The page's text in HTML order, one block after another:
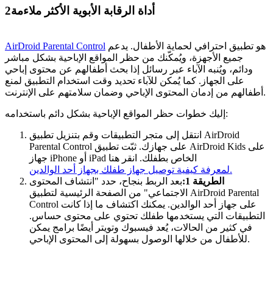
2أداة الرقابة الأبوية الأكثر ملاءمة
AirDroid Parental Control
جميع الأجهزة، ويُمكّنك من حظر المواقع الإباحية بشكل مباشر
ودائم، ويُنبه الآباء عبر رسائل إذا بحث أطفالهم عن محتوى إباحي
على الجهاز. كما يُمكن للآباء تحديد وقت استخدام التطبيق لمنع
أطفالهم من إدمان المحتوى الإباحي وضمان سلامتهم على الإنترنت.
إليك خطوات حظر المواقع الإباحية بشكل دائم باستخدامه:
انتقل إلى متجر التطبيقات وقم بتنزيل تطبيق AirDroid
Parental Control على جهازك. ثبّت تطبيق AirDroid Kids على
جهاز iPhone أو iPad الخاص بطفلك. انقر هنا
لمعرفة كيفية توصيل جهاز طفلك بجهاز أحد الوالدين.
الطريقة 1:
بعد الربط بنجاح، حدد "انتشاف المحتوى
الاجتماعي" من الصفحة الرئيسية لتطبيق AirDroid Parental
Control على جهاز أحد الوالدين. يمكنك اكتشاف ما إذا كانت
التطبيقات التي يستخدمها طفلك تحتوي على محتوى حساس.
في كثير من الحالات، يُعد فيسبوك وتويتر أيضًا برامج يمكن
للأطفال من خلالها الوصول بسهولة إلى المحتوى الإباحي.